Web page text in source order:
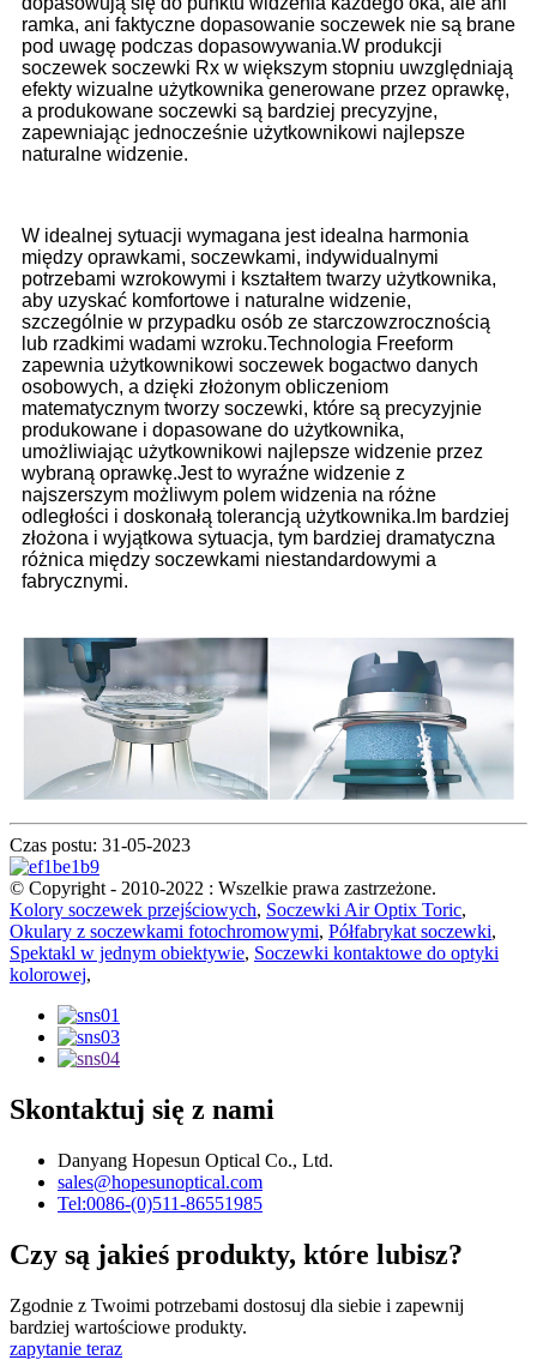
ramka, ani faktyczne dopasowanie soczewek nie są brane
pod uwagę podczas dopasowywania.W produkcji
soczewek soczewki Rx w większym stopniu uwzględniają
efekty wizualne użytkownika generowane przez oprawkę,
a produkowane soczewki są bardziej precyzyjne,
zapewniając jednocześnie użytkownikowi najlepsze
naturalne widzenie.
W idealnej sytuacji wymagana jest idealna harmonia
między oprawkami, soczewkami, indywidualnymi
potrzebami wzrokowymi i kształtem twarzy użytkownika,
aby uzyskać komfortowe i naturalne widzenie,
szczególnie w przypadku osób ze starczowzrocznością
lub rzadkimi wadami wzroku.Technologia Freeform
zapewnia użytkownikowi soczewek bogactwo danych
osobowych, a dzięki złożonym obliczeniom
matematycznym tworzy soczewki, które są precyzyjnie
produkowane i dopasowane do użytkownika,
umożliwiając użytkownikowi najlepsze widzenie przez
wybraną oprawkę.Jest to wyraźne widzenie z
najszerszym możliwym polem widzenia na różne
odległości i doskonałą tolerancją użytkownika.Im bardziej
złożona i wyjątkowa sytuacja, tym bardziej dramatyczna
różnica między soczewkami niestandardowymi a
fabrycznymi.
Czas postu: 31-05-2023
© Copyright - 2010-2022 : Wszelkie prawa zastrzeżone.
Kolory soczewek przejściowych, Soczewki Air Optix Toric,
Okulary z soczewkami fotochromowymi, Półfabrykat soczewki,
Spektakl w jednym obiektywie, Soczewki kontaktowe do optyki
kolorowej,
Skontaktuj się z nami
Danyang Hopesun Optical Co., Ltd.
sales@hopesunoptical.com
Tel:0086-(0)511-86551985
Czy są jakieś produkty, które lubisz?
Zgodnie z Twoimi potrzebami dostosuj dla siebie i zapewnij
bardziej wartościowe produkty.
zapytanie teraz